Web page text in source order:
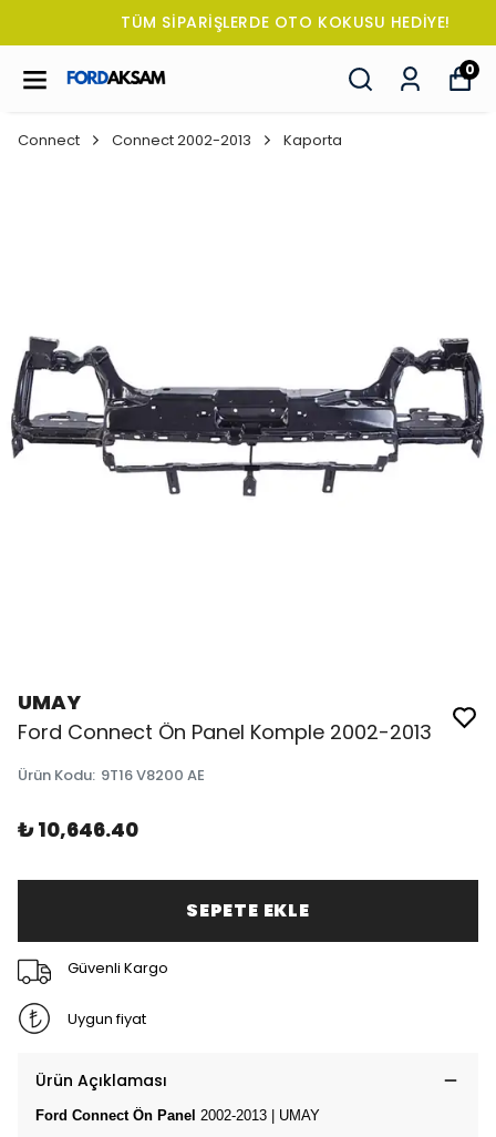
TÜM SİPARİŞLERDE OTO KOKUSU HEDİYE!
0
Connect Connect 2002-2013 Kaporta
UMAY
Ford Connect Ön Panel Komple 2002-2013
Ürün Kodu: 9T16 V8200 AE
₺ 10,646.40
SEPETE EKLE
Güvenli Kargo
Uygun fiyat
Ürün Açıklaması
Ford Connect Ön Panel 2002-2013 | UMAY